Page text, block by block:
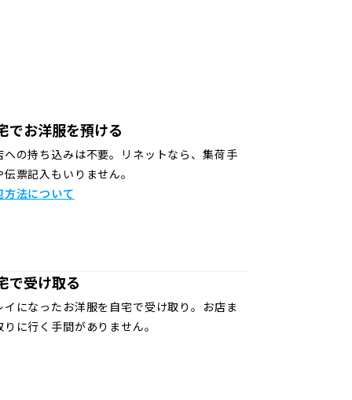
でお洋服を預ける
への持ち込みは不要。リネットなら、集荷手
伝票記入もいりません。
方法について
で受け取る
イになったお洋服を自宅で受け取り。お店ま
りに行く手間がありません。